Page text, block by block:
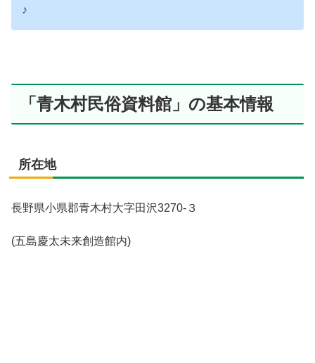
♪
「青木村民俗資料館」の基本情報
所在地
長野県小県郡青木村大字田沢3270-３
(五島慶太未来創造館内)